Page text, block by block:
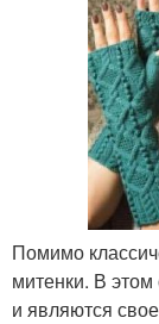
Помимо
митенки. В
и являются